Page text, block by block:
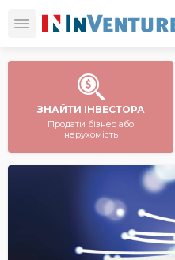
ЗНАЙТИ ІНВЕСТОРА
Продати бізнес або
нерухомість